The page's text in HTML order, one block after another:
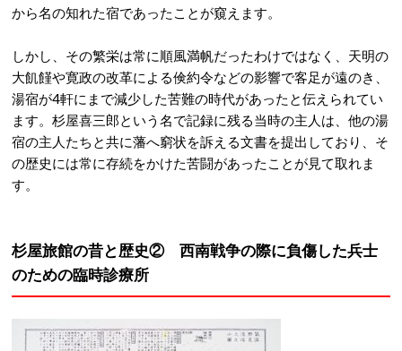
から名の知れた宿であったことが窺えます。
しかし、その繁栄は常に順風満帆だったわけではなく、天明の
大飢饉や寛政の改革による倹約令などの影響で客足が遠のき、
湯宿が4軒にまで減少した苦難の時代があったと伝えられてい
ます。 杉屋喜三郎という名で記録に残る当時の主人は、他の湯
宿の主人たちと共に藩へ窮状を訴える文書を提出しており、そ
の歴史には常に存続をかけた苦闘があったことが見て取れま
す。
杉屋旅館の昔と歴史② 西南戦争の際に負傷した兵士
のための臨時診療所